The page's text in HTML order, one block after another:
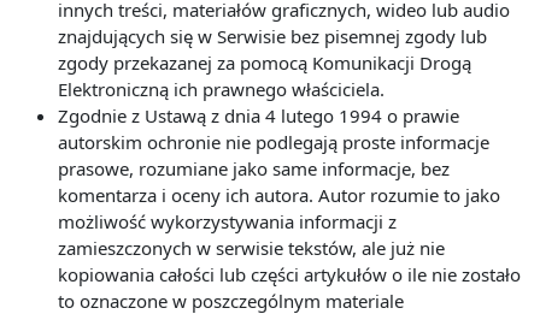
innych treści, materiałów graficznych, wideo lub audio
znajdujących się w Serwisie bez pisemnej zgody lub
zgody przekazanej za pomocą Komunikacji Drogą
Elektroniczną ich prawnego właściciela.
Zgodnie z Ustawą z dnia 4 lutego 1994 o prawie
autorskim ochronie nie podlegają proste informacje
prasowe, rozumiane jako same informacje, bez
komentarza i oceny ich autora. Autor rozumie to jako
możliwość wykorzystywania informacji z
zamieszczonych w serwisie tekstów, ale już nie
kopiowania całości lub części artykułów o ile nie zostało
to oznaczone w poszczególnym materiale